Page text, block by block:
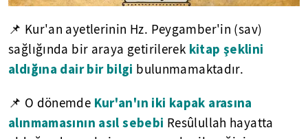
📌 Kur'an ayetlerinin Hz. Peygamber'in (sav)
sağlığında bir araya getirilerek kitap şeklini
aldığına dair bir bilgi bulunmamaktadır.
📌 O dönemde Kur'an'ın iki kapak arasına
alınmamasının asıl sebebi Resûlullah hayatta